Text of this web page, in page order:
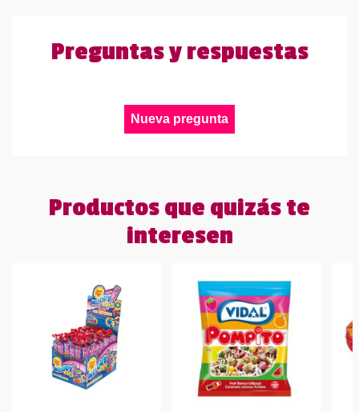
Preguntas y respuestas
Nueva pregunta
Productos que quizás te
interesen